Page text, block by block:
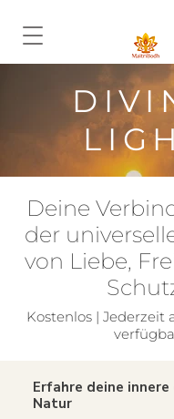
Deine
der
von Liebe,
Kostenlos | Jederzeit
Erfahre deine
Natur